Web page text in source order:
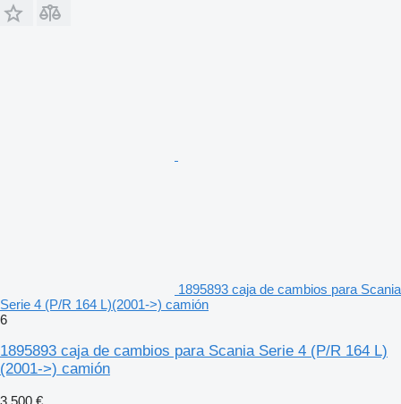
1895893 caja de cambios para Scania
Serie 4 (P/R 164 L)(2001->) camión
6
1895893 caja de cambios para Scania Serie 4 (P/R 164 L)
(2001->) camión
3.500 €